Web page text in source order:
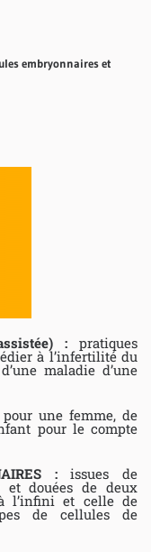
embryonnaires et
: pratiques
à l’infertilité du
maladie d’une
une femme, de
pour le compte
:issues de
et douées de deux
l’infini et celle de
de cellules de